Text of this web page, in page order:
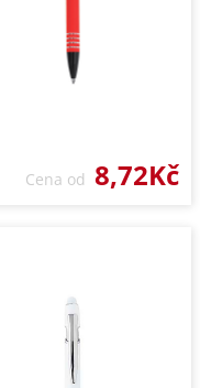
Cena od 8,72Kč